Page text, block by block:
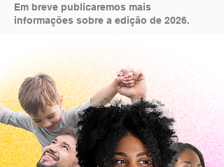
Em breve publicaremos mais
informações sobre a edição de 2026.